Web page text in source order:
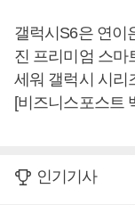
갤럭시S6은 연이
진 프리미엄 스마
세워 갤럭시 시리
[비즈니스포스트
인기기사